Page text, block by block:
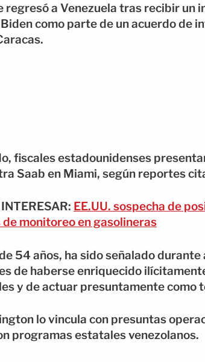
regresó a Venezuela tras recibir un
como parte de un acuerdo de
fiscales estadounidenses
Saab en Miami, según reportes
EE.UU. sospecha de
monitoreo en gasolineras
54 años, ha sido señalado
de haberse enriquecido
y de actuar presuntamente como
lo vincula con presuntas
programas estatales venezolanos.